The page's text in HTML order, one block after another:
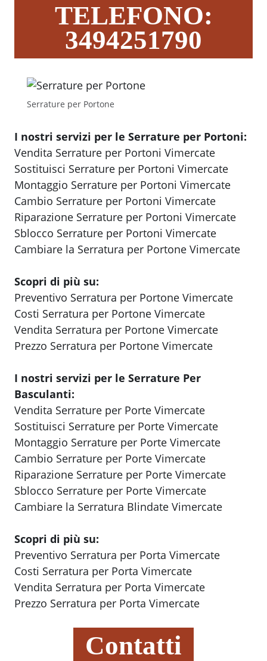
TELEFONO:
3494251790
Serrature per Portone
I nostri servizi per le Serrature per Portoni:
Vendita Serrature per Portoni Vimercate
Sostituisci Serrature per Portoni Vimercate
Montaggio Serrature per Portoni Vimercate
Cambio Serrature per Portoni Vimercate
Riparazione Serrature per Portoni Vimercate
Sblocco Serrature per Portoni Vimercate
Cambiare la Serratura per Portone Vimercate
Scopri di più su:
Preventivo Serratura per Portone Vimercate
Costi Serratura per Portone Vimercate
Vendita Serratura per Portone Vimercate
Prezzo Serratura per Portone Vimercate
I nostri servizi per le Serrature Per
Basculanti:
Vendita Serrature per Porte Vimercate
Sostituisci Serrature per Porte Vimercate
Montaggio Serrature per Porte Vimercate
Cambio Serrature per Porte Vimercate
Riparazione Serrature per Porte Vimercate
Sblocco Serrature per Porte Vimercate
Cambiare la Serratura Blindate Vimercate
Scopri di più su:
Preventivo Serratura per Porta Vimercate
Costi Serratura per Porta Vimercate
Vendita Serratura per Porta Vimercate
Prezzo Serratura per Porta Vimercate
Contatti